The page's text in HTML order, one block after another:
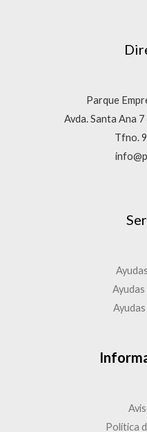
Parque
Avda. Santa Ana
Tfno.
Política